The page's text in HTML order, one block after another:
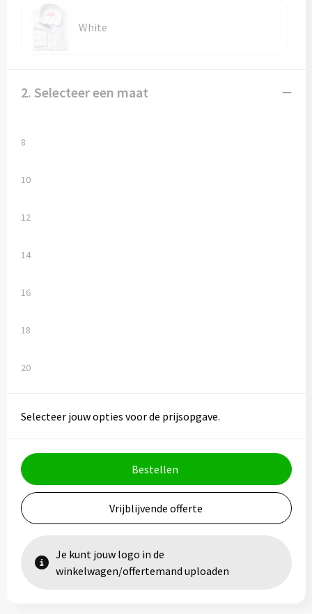
White
2. Selecteer een maat
8
10
12
14
16
18
20
Selecteer jouw opties voor de prijsopgave.
Bestellen
Vrijblijvende offerte
Je kunt jouw logo in de
winkelwagen/offertemand uploaden